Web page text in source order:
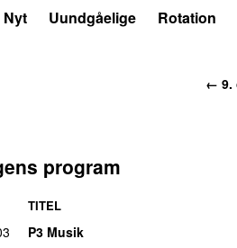
Nyt Uundgåelige Rotation
← 9.
program
TITEL
P3 Musik